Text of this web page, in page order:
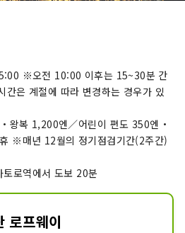
※오전 10:00 이후는 15~30분 간
은 계절에 따라 변경하는 경우가 있
왕복 1,200엔／어린이 편도 350엔・
※매년 12월의 정기점검기간(2주간)
토로역에서 도보 20분
로프웨이